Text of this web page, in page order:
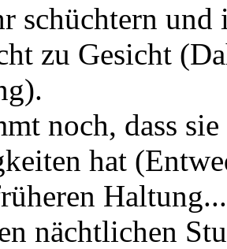
schüchtern
zu Gesicht
noch, dass
hat
nächtlichen